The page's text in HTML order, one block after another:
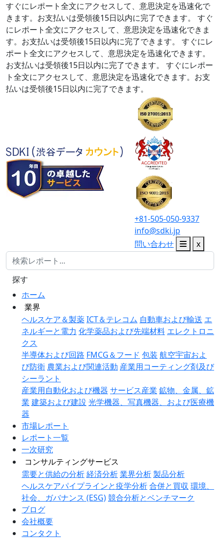
すぐにレポート全文にアクセスして、意思決定を迅速化で
きます。お支払いは受領後15日以内に完了できます。
すぐ
にレポート全文にアクセスして、意思決定を迅速化できま
す。お支払いは受領後15日以内に完了できます。
すぐにレ
ポート全文にアクセスして、意思決定を迅速化できます。
お支払いは受領後15日以内に完了できます。
すぐにレポー
ト全文にアクセスして、意思決定を迅速化できます。お支
払いは受領後15日以内に完了できます。
+81-505-050-9337
info@sdki.jp
問い合わせ
x
ホーム
業界
ヘルスケア＆製薬ICT＆テレコム 自動車および輸送 エ
ネルギーと電力 化学薬品および先端材料 エレクトロニ
クス
半導体および回路 FMCG＆フード 包装 航空宇宙およ
び防衛 農業および関連活動 産業用コーティング剤及び
シーラント
産業用自動化および機器 サービス産業 鉱物、金属、鉱
業 建築および建設 光学機器、写真機器、および医療機
器
市場レポート
レポート一覧
一次研究
コンサルティングサービス
需要と供給の分析経済分析業界分析製品分析
ヘルスケアパイプラインと疫学分析合併と買収 環境、
社会、ガバナンス (ESG)競合分析とベンチマーク
ブログ
会社概要
コンタクト
探す